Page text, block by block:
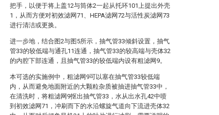
把手，以便于将上盖12与筒体2一起从托环101上提出外壳
1，从而方便对初效滤网71、HEPA滤网72与活性炭滤网73
进行清洁或更换。
进一步地，结合图2与图5所示，抽气管33倾斜设置，抽气
管33的较低端与通孔11连通，抽气管33的较高端与壳体32
的内腔下部连通，且抽气管33的较低端内设有粗滤网9。
本可选的实施例中，粗滤网9可以塞在抽气管33较低端
内，从而避免地面附近的大颗粒杂质被抽进抽气管33中，
在清洗时，将粗滤网9抠出抽气管33，水从出水孔42中喷
到初效滤网71，冲刷而下的水沿螺旋气道向下流进壳体32